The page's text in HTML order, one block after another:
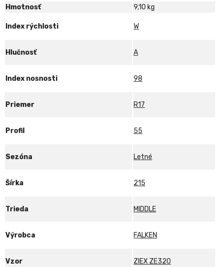
Hmotnosť 9,10 kg
Index rýchlosti W
Hlučnosť A
Index nosnosti 98
Priemer R17
Profil 55
Sezóna Letné
Šírka 215
Trieda MIDDLE
Výrobca FALKEN
Vzor ZIEX ZE320